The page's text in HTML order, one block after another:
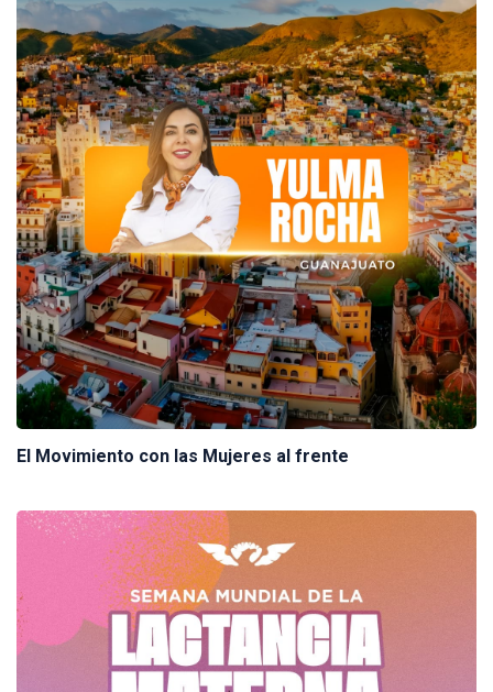
El Movimiento con las Mujeres al frente